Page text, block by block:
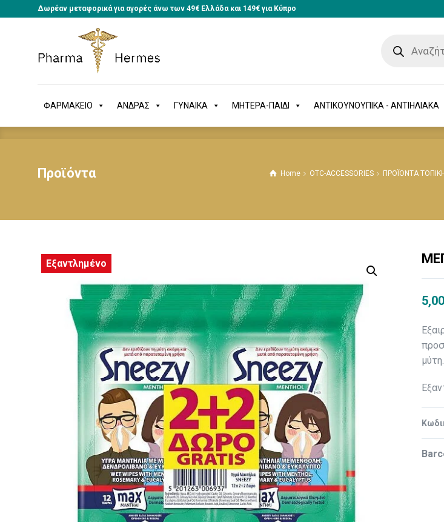
Δωρέαν μεταφορικά για αγορές άνω των 49€ Ελλάδα και 149€ για Κύπρο
ΦΑΡΜΑΚΕΙΟ ΑΝΔΡΑΣ ΓΥΝΑΙΚΑ ΜΗΤΕΡΑ-ΠΑΙΔΙ ΑΝΤΙΚΟΥΝΟΥΠΙΚΑ - ΑΝΤΙΗΛΙΑΚΑ
ΦΑΡΜΑΚΕΙΟ ΑΝΔΡΑΣ ΓΥΝΑΙΚΑ ΜΗΤΕΡΑ-ΠΑΙΔΙ ΑΝΤΙΚΟΥΝΟΥΠΙΚΑ -
Προϊόντα Home OTC-ACCESSORIES ΠΡΟΪΟΝΤΑ
Εξαντλημένο
5,00
μύτη.